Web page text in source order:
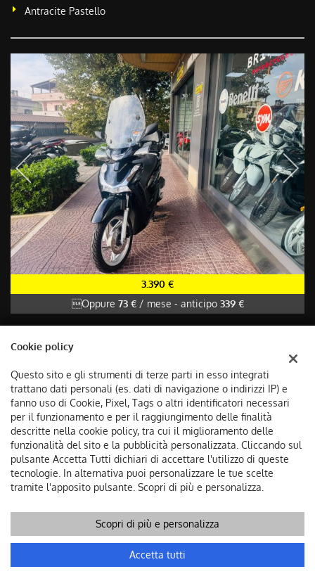
Antracite Pastello
3.390 €
Oppure 73 €/ mese - anticipo 339 €
Benzina
Cambio Manuale
150 Cm³
34.900 Km
Antracite Pastello
Veicoli successivi
Cookie policy
Questo sito e gli strumenti di terze parti in esso integrati
trattano dati personali (es. dati di navigazione o indirizzi IP) e
fanno uso di Cookie, Pixel, Tags o altri identificatori necessari
per il funzionamento e per il raggiungimento delle finalità
descritte nella cookie policy, tra cui il miglioramento delle
funzionalità del sito e la pubblicità personalizzata. Cliccando sul
pulsante Accetta Tutti dichiari di accettare l'utilizzo di queste
tecnologie. In alternativa puoi personalizzare le tue scelte
tramite l'apposito pulsante. Scopri di più e personalizza.
Scopri di più e personalizza
Accetta tutti